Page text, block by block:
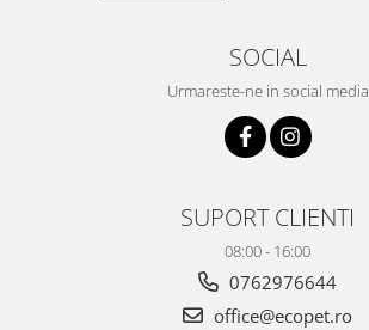
SOCIAL
Urmareste-ne in social media
SUPORT CLIENTI
08:00 - 16:00
0762976644
office@ecopet.ro